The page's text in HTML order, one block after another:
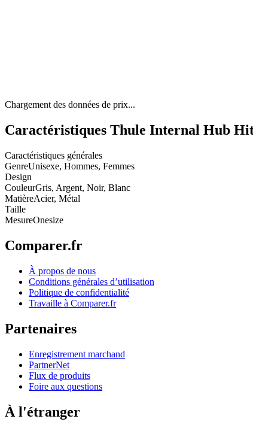
Chargement des données de prix...
Caractéristiques Thule Internal Hub
Caractéristiques générales
GenreUnisexe, Hommes, Femmes
Design
CouleurGris, Argent, Noir, Blanc
MatièreAcier, Métal
Taille
MesureOnesize
Comparer.fr
À propos de nous
Conditions générales d’utilisation
Politique de confidentialité
Travaille à Comparer.fr
Partenaires
Enregistrement marchand
PartnerNet
Flux de produits
Foire aux questions
À l'étranger